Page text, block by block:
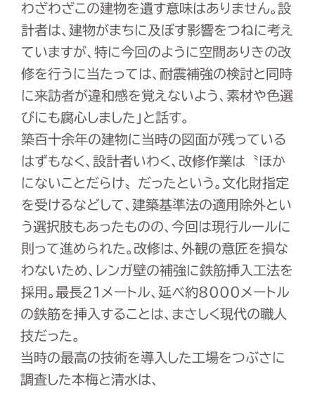
わざわざこの建物を遺す意味はありません。設
計者は、建物がまちに及ぼす影響をつねに考え
ていますが、特に今回のように空間ありきの改
修を行うに当たっては、耐震補強の検討と同時
に来訪者が違和感を覚えないよう、素材や色選
びにも腐心しました」と話す。
築百十余年の建物に当時の図面が残っている
はずもなく、設計者いわく、改修作業は〝ほか
にないことだらけ〟だったという。文化財指定
を受けるなどして、建築基準法の適用除外とい
う選択肢もあったものの、今回は現行ルールに
則って進められた。改修は、外観の意匠を損な
わないため、レンガ壁の補強に鉄筋挿入工法を
採用。最長21メートル、延べ約8000メートル
の鉄筋を挿入することは、まさしく現代の職人
技だった。
当時の最高の技術を導入した工場をつぶさに
調査した本梅と清水は、